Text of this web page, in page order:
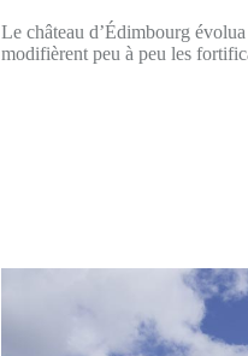
Le château d’Édimbourg
modifièrent peu à peu les